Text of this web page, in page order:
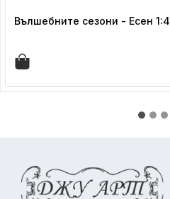
Вълшебните сезони - Есен 1:4